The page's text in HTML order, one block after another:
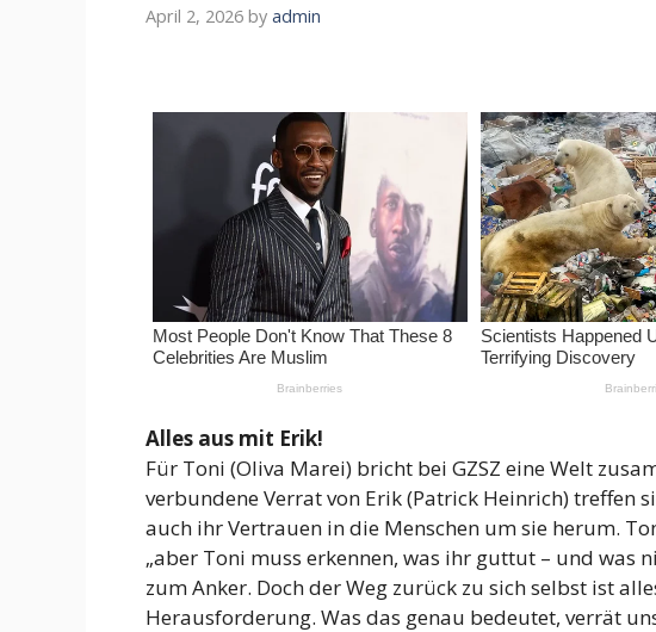
April 2, 2026 by admin
Alles aus mit Erik!
Für Toni (Oliva Marei) bricht bei GZSZ eine Welt
verbundene Verrat von Erik (Patrick Heinrich) treffen
auch ihr Vertrauen in die Menschen um sie herum.
„aber Toni muss erkennen, was ihr guttut – und
zum Anker. Doch der Weg zurück zu sich selbst ist
Herausforderung. Was das genau bedeutet, verrät